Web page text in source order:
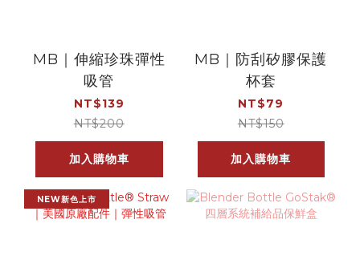
MB｜伸縮珍珠彈性
吸管
NT$139
NT$200
加入購物車
MB｜防刮矽膠保護
杯套
NT$79
NT$150
加入購物車
NEW新色上市